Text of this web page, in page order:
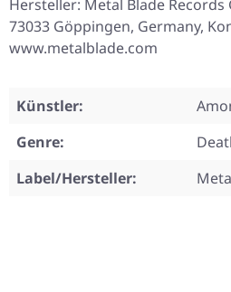
Hersteller: Metal Blade Records
73033 Göppingen, Germany,
www.metalblade.com
Künstler:
Genre:
Label/Hersteller: